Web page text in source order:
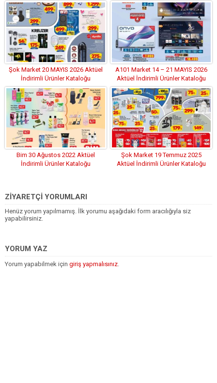
Şok Market 20 MAYIS 2026 Aktüel
İndirimli Ürünler Kataloğu
A101 Market 14 – 21 MAYIS 2026
Aktüel İndirimli Ürünler Kataloğu
Bim 30 Ağustos 2022 Aktüel
İndirimli Ürünler Kataloğu
Şok Market 19 Temmuz 2025
Aktüel İndirimli Ürünler Kataloğu
ZİYARETÇİ YORUMLARI
Henüz yorum yapılmamış. İlk yorumu aşağıdaki form aracılığıyla siz
yapabilirsiniz.
YORUM YAZ
Yorum yapabilmek için giriş yapmalısınız